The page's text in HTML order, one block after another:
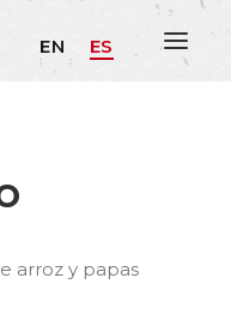
EN ES
arroz y papas